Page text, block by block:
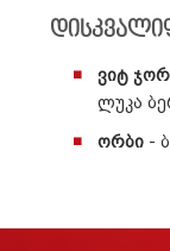
ვიტ
ლუკა
ორბი -